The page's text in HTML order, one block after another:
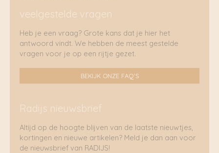
veelgestelde vragen
Heb je een vraag? Grote kans dat je hier het
antwoord vindt. We hebben de meest gestelde
vragen voor je op een rijtje gezet.
BEKIJK ONZE FAQ'S
Radijs nieuwsbrief
Altijd op de hoogte blijven van de laatste nieuwtjes,
kortingen en nieuwe artikelen? Meld je dan aan voor
de nieuwsbrief van RADIJS!